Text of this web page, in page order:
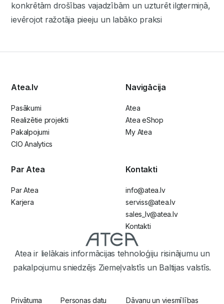
konkrētām drošības vajadzībām un uzturēt ilgtermiņā,
ievērojot ražotāja pieeju un labāko praksi
Atea ir lielākais informācijas tehnoloģiju risinājumu un
pakalpojumu sniedzējs Ziemeļvalstīs un Baltijas valstīs.
Atea.lv
Pasākumi
Realizētie projekti
Pakalpojumi
CIO Analytics
Navigācija
Atea
Atea eShop
My Atea
Par Atea
Par Atea
Karjera
Kontakti
info@atea.lv
serviss@atea.lv
sales_lv@atea.lv
Kontakti
Privātuma Personas datu Dāvanu un viesmīlības